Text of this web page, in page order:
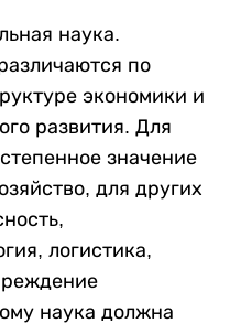
наука.
по
экономики и
развития. Для
значение
для других
логистика,
наука должна